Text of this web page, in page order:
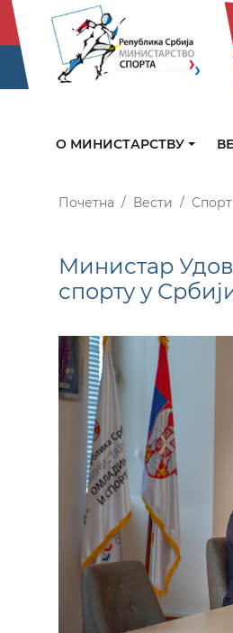
О МИНИСТАРСТВУ
Почетна Вести Спорт
Министар
спорту у